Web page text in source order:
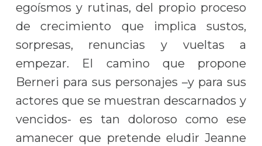
egoísmos y rutinas, del propio proceso
de crecimiento que implica sustos,
sorpresas, renuncias y vueltas a
empezar. El camino que propone
Berneri para sus personajes –y para sus
actores que se muestran descarnados y
vencidos- es tan doloroso como ese
amanecer que pretende eludir Jeanne